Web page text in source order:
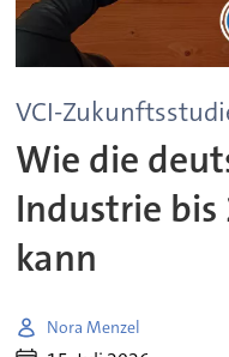
VCI-
Wie die
Industrie bis
kann
Nora Menzel